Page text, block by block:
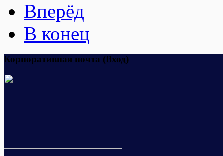
Вперёд
В конец
Корпоративная почта (Вход)